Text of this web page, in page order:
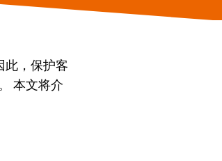
此，保护客
本文将介